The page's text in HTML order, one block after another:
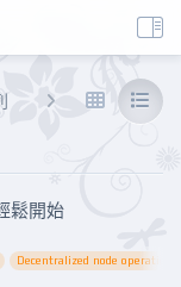
說說進度
鬆開始
Decentralized node operation